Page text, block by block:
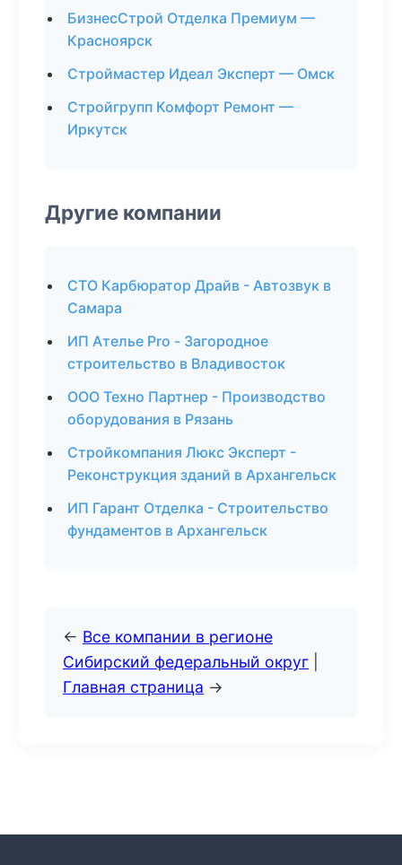
БизнесСтрой Отделка Премиум —
Красноярск
Строймастер Идеал Эксперт — Омск
Стройгрупп Комфорт Ремонт —
Иркутск
Другие компании
СТО Карбюратор Драйв - Автозвук в
Самара
ИП Ателье Pro - Загородное
строительство в Владивосток
ООО Техно Партнер - Производство
оборудования в Рязань
Стройкомпания Люкс Эксперт -
Реконструкция зданий в Архангельск
ИП Гарант Отделка - Строительство
фундаментов в Архангельск
← Все компании в регионе
Сибирский федеральный округ
Главная страница →